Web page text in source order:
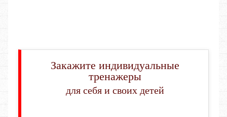
Закажите индивидуальные
тренажеры
для себя и своих детей